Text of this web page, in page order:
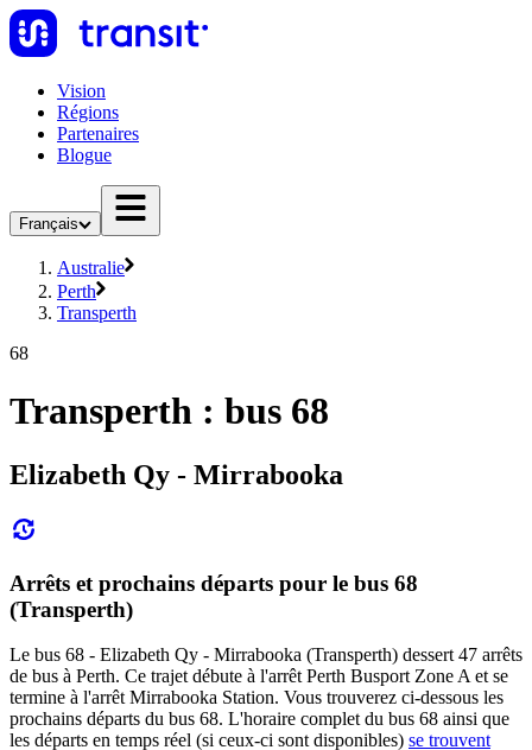
Vision
Régions
Partenaires
Blogue
Français
Australie
Perth
Transperth
68
Transperth : bus 68
Elizabeth Qy - Mirrabooka
Arrêts et prochains départs pour le bus 68
(Transperth)
Le bus 68 - Elizabeth Qy - Mirrabooka (Transperth) dessert 47 arrêts
de bus à Perth. Ce trajet débute à l'arrêt Perth Busport Zone A et se
termine à l'arrêt Mirrabooka Station. Vous trouverez ci-dessous les
prochains départs du bus 68. L'horaire complet du bus 68 ainsi que
les départs en temps réel (si ceux-ci sont disponibles) se trouvent